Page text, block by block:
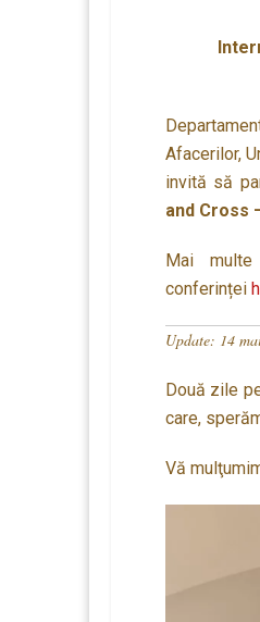
Afacerilor,
invită să
and Cross
Mai
conferinței
Update: 14
Două zile
care,
Vă